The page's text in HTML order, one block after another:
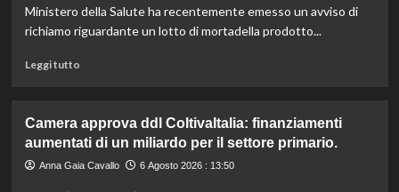
per
l’agricoltura
Ministero della Salute ha recentemente emesso un avviso di
richiamo riguardante un lotto di mortadella prodotto...
Leggi tuttoLeggi
Mortadella
ritirata:
rischio
Camera approva ddl ColtivaItalia: finanziamenti
aumentati di un miliardo per il settore primario.
Anna Gaia Cavallo 6 Agosto 2026 : 13:50